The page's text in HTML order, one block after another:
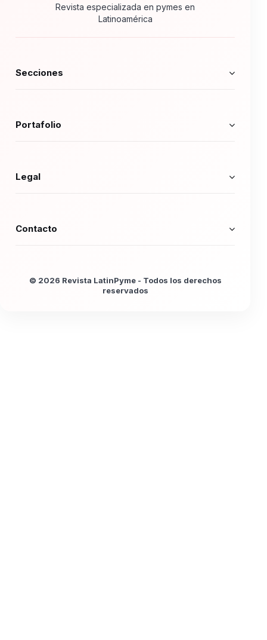
Revista especializada en pymes en
Latinoamérica
Secciones
Portafolio
Legal
Contacto
© 2026 Revista LatinPyme - Todos los derechos
reservados